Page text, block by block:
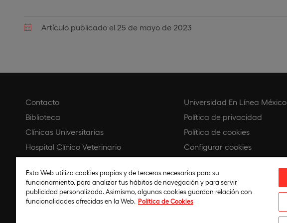
Artículo publicado el 25 de mayo de 2023
Contacto
Biblioteca
Clínicas Universitarias
Hospital Clínico Veterinario
Universidad Virtual Colombia
Universidad Online Ecuador
Universidad Online Perú
Universidad En Línea México
Política de privacidad
Política de cookies
Configurar cookies
Política de compliance
Código ético
Política de IA
Esta Web utiliza cookies propias y de terceros necesarias para su
funcionamiento, para analizar tus hábitos de navegación y para servir
publicidad personalizada. Asimismo, algunas cookies guardan relación con
funcionalidades ofrecidas en la Web. Política de Cookies